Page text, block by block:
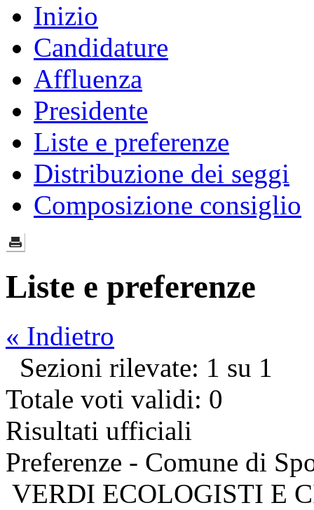
Inizio
Candidature
Affluenza
Presidente
Liste e preferenze
Distribuzione dei seggi
Composizione consiglio
Liste e preferenze
« Indietro
Sezioni rilevate: 1 su 1
Totale voti validi: 0
Risultati ufficiali
Preferenze - Comune di
VERDI ECOLOGISTI E